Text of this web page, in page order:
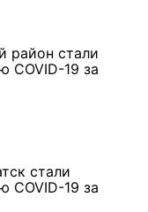
район стали
COVID-19 за
стали
COVID-19 за